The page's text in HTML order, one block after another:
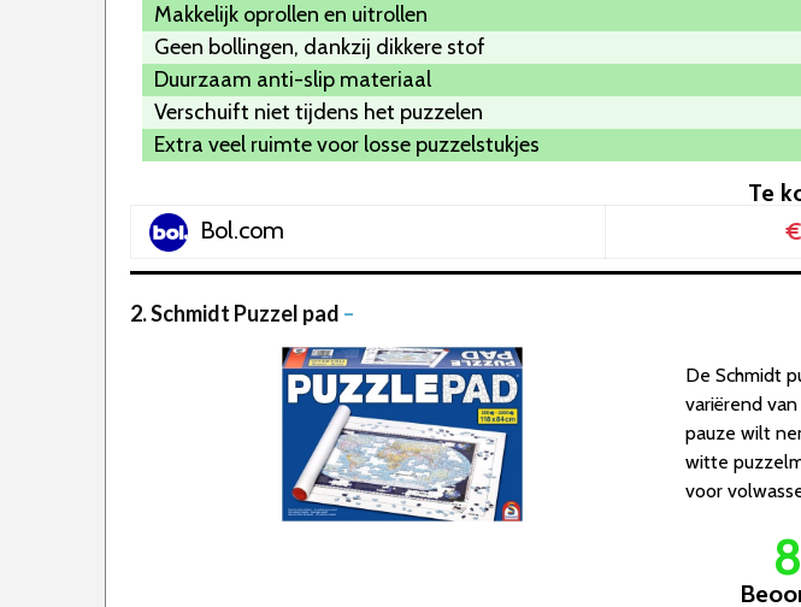
Makkelijk oprollen en uitrollen
Geen bollingen, dankzij dikkere stof
Duurzaam anti-slip materiaal
Verschuift niet tijdens het puzzelen
Extra veel ruimte voor losse puzzelstukjes
Te
Bol.com
2. Schmidt Puzzel pad –
De Schmidt
variërend
pauze wilt
witte
voor